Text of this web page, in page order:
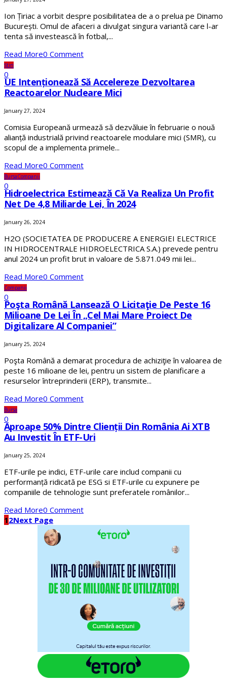
Ion Țiriac a vorbit despre posibilitatea de a o prelua pe Dinamo
București. Omul de afaceri a divulgat singura variantă care l-ar
tenta să investească în fotbal,...
Read More0 Comment
Știri
0
UE Intenționează Să Accelereze Dezvoltarea
Reactoarelor Nucleare Mici
January 27, 2024
Comisia Europeană urmează să dezvăluie în februarie o nouă
alianță industrială privind reactoarele modulare mici (SMR), cu
scopul de a implementa primele...
Read More0 Comment
BursaCompanii
0
Hidroelectrica Estimează Că Va Realiza Un Profit
Net De 4,8 Miliarde Lei, În 2024
January 26, 2024
H2O (SOCIETATEA DE PRODUCERE A ENERGIEI ELECTRICE
IN HIDROCENTRALE HIDROELECTRICA S.A.) prevede pentru
anul 2024 un profit brut in valoare de 5.871.049 mii lei...
Read More0 Comment
Companii
0
Poşta Română Lansează O Licitaţie De Peste 16
Milioane De Lei În „cel Mai Mare Proiect De
Digitalizare Al Companiei”
January 25, 2024
Poşta Română a demarat procedura de achiziţie în valoarea de
peste 16 milioane de lei, pentru un sistem de planificare a
resurselor întreprinderii (ERP), transmite...
Read More0 Comment
Bursa
0
Aproape 50% Dintre Clienții Din România Ai XTB
Au Investit În ETF-Uri
January 25, 2024
ETF-urile pe indici, ETF-urile care includ companii cu
performanță ridicată pe ESG si ETF-urile cu expunere pe
companiile de tehnologie sunt preferatele românilor...
Read More0 Comment
12Next Page